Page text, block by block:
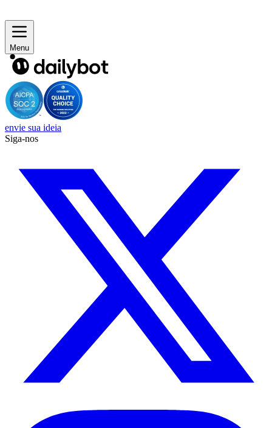
Menu
envie sua ideia
Siga-nos